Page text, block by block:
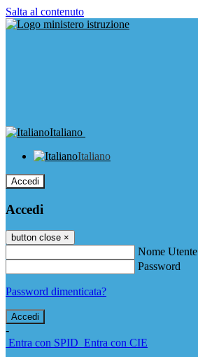
Salta al contenuto
Italiano
Italiano
Accedi
Accedi
button close ×
Nome Utente
Password
Password dimenticata?
-
Entra con SPID Entra con CIE